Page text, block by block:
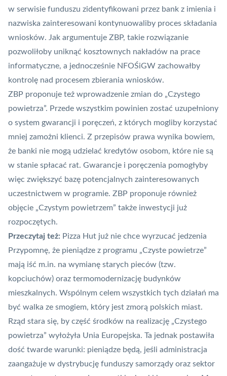
w serwisie funduszu zidentyfikowani przez bank z imienia i
nazwiska zainteresowani kontynuowaliby proces składania
wniosków. Jak argumentuje ZBP, takie rozwiązanie
pozwoliłoby uniknąć kosztownych nakładów na prace
informatyczne, a jednocześnie NFOŚiGW zachowałby
kontrolę nad procesem zbierania wniosków.
ZBP proponuje też wprowadzenie zmian do „Czystego
powietrza”. Przede wszystkim powinien zostać uzupełniony
o system gwarancji i poręczeń, z których mogliby korzystać
mniej zamożni klienci. Z przepisów prawa wynika bowiem,
że banki nie mogą udzielać kredytów osobom, które nie są
w stanie spłacać rat. Gwarancje i poręczenia pomogłyby
więc zwiększyć bazę potencjalnych zainteresowanych
uczestnictwem w programie. ZBP proponuje również
objęcie „Czystym powietrzem” także inwestycji już
rozpoczętych.
Przeczytaj też: Pizza Hut już nie chce wyrzucać jedzenia
Przypomnę, że pieniądze z programu „Czyste powietrze”
mają iść m.in. na wymianę starych pieców (tzw.
kopciuchów) oraz termomodernizację budynków
mieszkalnych. Wspólnym celem wszystkich tych działań ma
być walka ze smogiem, który jest zmorą polskich miast.
Rząd stara się, by część środków na realizację „Czystego
powietrza” wyłożyła Unia Europejska. Ta jednak postawiła
dość twarde warunki: pieniądze będą, jeśli administracja
zaangażuje w dystrybucję funduszy samorządy oraz sektor